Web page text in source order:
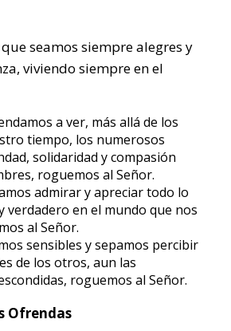
seamos siempre alegres y
viviendo siempre en el
a ver, más allá de los
tiempo, los numerosos
solidaridad y compasión
roguemos al Señor.
admirar y apreciar todo lo
verdadero en el mundo que nos
al Señor.
sensibles y sepamos percibir
de los otros, aun las
roguemos al Señor.
Ofrendas